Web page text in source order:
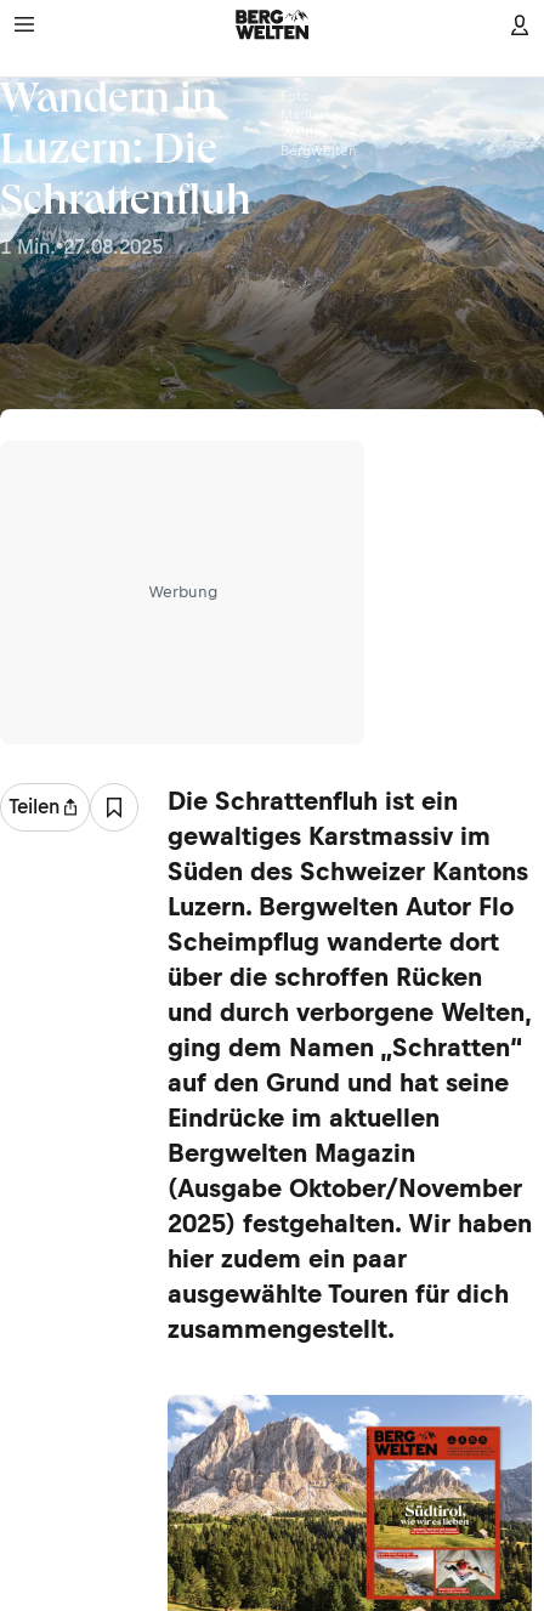
Wandern in
Luzern: Die
Schrattenfluh
1 Min.•27.08.2025
Madlaina
Walther,
Bergwelten
Werbung
Teilen
Die Schrattenfluh ist ein
gewaltiges Karstmassiv im
Süden des Schweizer Kantons
Luzern. Bergwelten Autor Flo
Scheimpflug wanderte dort
über die schroffen Rücken
und durch verborgene Welten,
ging dem Namen „Schratten“
auf den Grund und hat seine
Eindrücke im aktuellen
Bergwelten Magazin
(Ausgabe Oktober/November
2025) festgehalten. Wir haben
hier zudem ein paar
ausgewählte Touren für dich
zusammengestellt.